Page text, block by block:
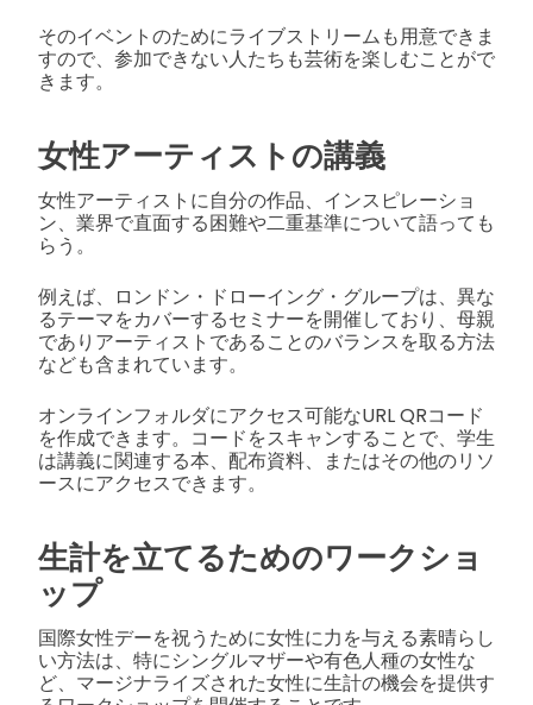
そのイベントのためにライブストリームも用意できま
すので、参加できない人たちも芸術を楽しむことがで
きます。
女性アーティストの講義
女性アーティストに自分の作品、インスピレーショ
ン、業界で直面する困難や二重基準について語っても
らう。
例えば、ロンドン・ドローイング・グループは、異な
るテーマをカバーするセミナーを開催しており、母親
でありアーティストであることのバランスを取る方法
なども含まれています。
オンラインフォルダにアクセス可能なURL QRコード
を作成できます。コードをスキャンすることで、学生
は講義に関連する本、配布資料、またはその他のリソ
ースにアクセスできます。
生計を立てるためのワークショ
ップ
国際女性デーを祝うために女性に力を与える素晴らし
い方法は、特にシングルマザーや有色人種の女性な
ど、マージナライズされた女性に生計の機会を提供す